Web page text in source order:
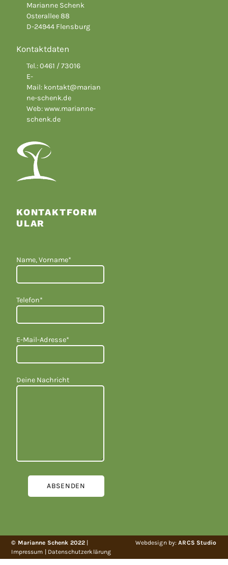
Marianne Schenk
Osterallee 88
D-24944 Flensburg
Kontaktdaten
Tel.: 0461 / 73016
E-
Mail: kontakt@marian
ne-schenk.de
Web:www.marianne-
schenk.de
KONTAKTFORM
ULAR
Name, Vorname*
Telefon*
E-Mail-Adresse*
Deine Nachricht
© Marianne Schenk 2022 |
Impressum | Datenschutzerklärung
Webdesign by:ARCS Studio